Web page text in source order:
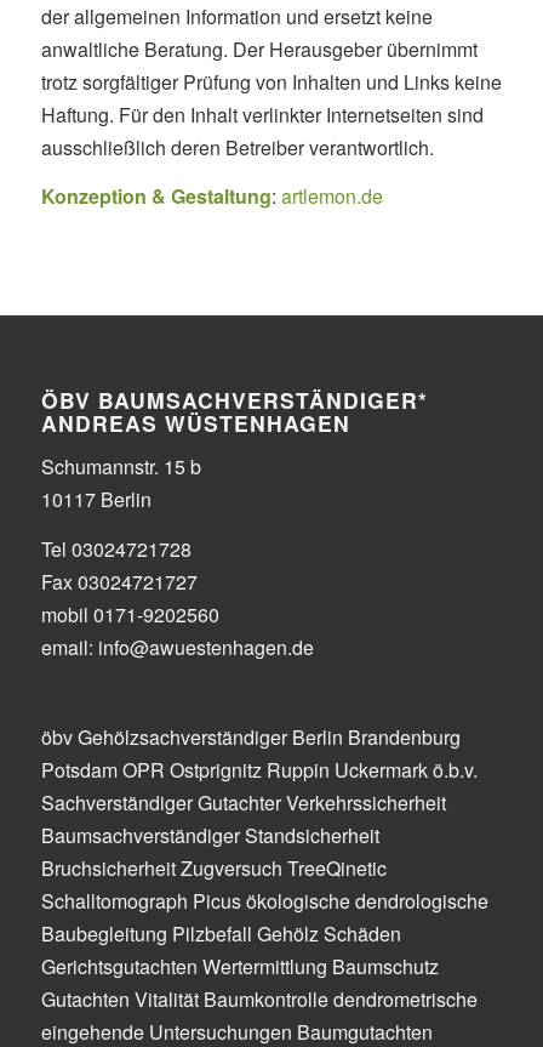
der allgemeinen Information und ersetzt keine
anwaltliche Beratung. Der Herausgeber übernimmt
trotz sorgfältiger Prüfung von Inhalten und Links keine
Haftung. Für den Inhalt verlinkter Internetseiten sind
ausschließlich deren Betreiber verantwortlich.
Konzeption & Gestaltung: artlemon.de
ÖBV BAUMSACHVERSTÄNDIGER*
ANDREAS WÜSTENHAGEN
Schumannstr. 15 b
10117 Berlin
Tel 03024721728
Fax 03024721727
mobil 0171-9202560
email: info@awuestenhagen.de
öbv Gehölzsachverständiger Berlin Brandenburg
Potsdam OPR Ostprignitz Ruppin Uckermark ö.b.v.
Sachverständiger Gutachter Verkehrssicherheit
Baumsachverständiger Standsicherheit
Bruchsicherheit Zugversuch TreeQinetic
Schalltomograph Picus ökologische dendrologische
Baubegleitung Pilzbefall Gehölz Schäden
Gerichtsgutachten Wertermittlung Baumschutz
Gutachten Vitalität Baumkontrolle dendrometrische
eingehende Untersuchungen Baumgutachten